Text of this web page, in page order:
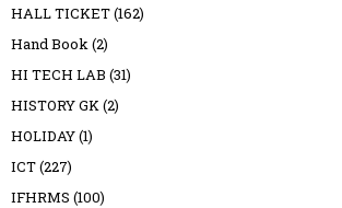
HALL TICKET(162)
Hand Book(2)
HI TECH LAB (31)
HISTORY GK(2)
HOLIDAY(1)
ICT(227)
IFHRMS (100)